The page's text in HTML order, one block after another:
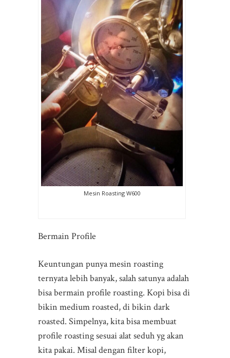
Mesin Roasting W600
Bermain Profile
Keuntungan punya mesin roasting
ternyata lebih banyak, salah satunya adalah
bisa bermain profile roasting. Kopi bisa di
bikin medium roasted, di bikin dark
roasted. Simpelnya, kita bisa membuat
profile roasting sesuai alat seduh yg akan
kita pakai. Misal dengan filter kopi,